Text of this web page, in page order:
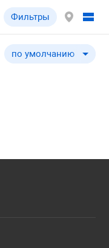
Фильтры
по умолчанию
по умолчанию